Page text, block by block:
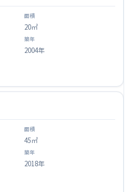
20㎡
2004年
45㎡
2018年